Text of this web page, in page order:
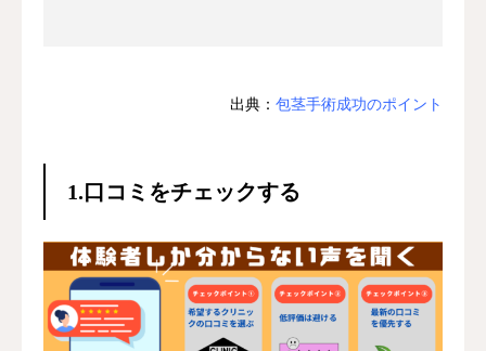
出典： 包茎手術成功のポイント
1.口コミをチェックする